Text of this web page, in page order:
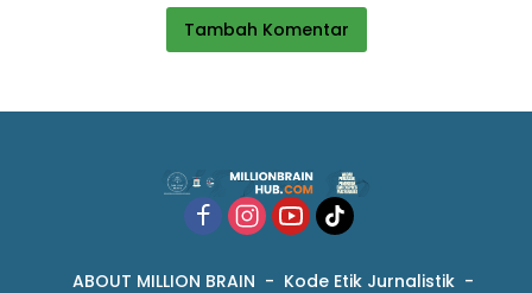
Tambah Komentar
ABOUT MILLION BRAIN Kode Etik Jurnalistik